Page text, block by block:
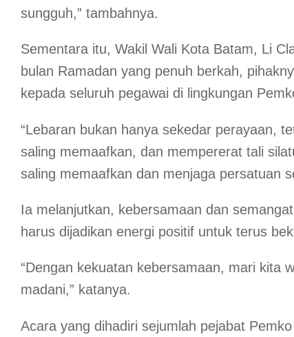
sungguh,” tambahnya.
Sementara itu, Wakil Wali Kota Batam, Li
bulan Ramadan yang penuh berkah,
kepada seluruh pegawai di lingkungan
“Lebaran bukan hanya sekedar perayaan,
saling memaafkan, dan mempererat tali
saling memaafkan dan menjaga persatuan
Ia melanjutkan, kebersamaan dan
harus dijadikan energi positif untuk terus
“Dengan kekuatan kebersamaan, mari kita
madani,” katanya.
Acara yang dihadiri sejumlah pejabat